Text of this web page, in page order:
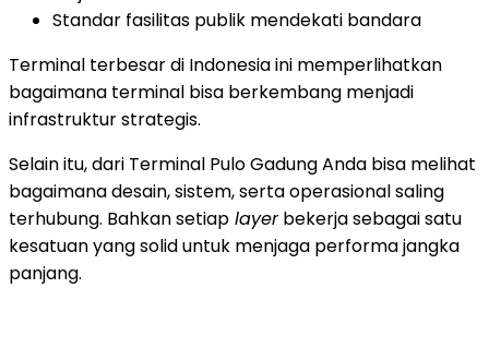
Standar fasilitas publik mendekati bandara
Terminal terbesar di Indonesiaini memperlihatkan
bagaimana terminal bisa berkembang menjadi
infrastruktur strategis.
Selain itu, dari Terminal Pulo Gadung Anda bisa melihat
bagaimana desain, sistem, serta operasional saling
terhubung. Bahkan setiap layerbekerja sebagai satu
kesatuan yang solid untuk menjaga performa jangka
panjang.